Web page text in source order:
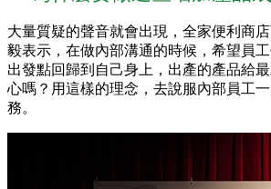
大量質疑的聲音就會出現，全家便利商
毅表示，在做內部溝通的時候，希望員
出發點回歸到自己身上，出產的產品給
心嗎？用這樣的理念，去說服內部員工
務。